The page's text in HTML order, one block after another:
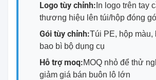
Logo tùy chỉnh: In logo trên tay
thương hiệu lên túi/hộp đóng
Gói tùy chỉnh:Túi PE, hộp màu,
bao bì bộ dụng cụ
Hỗ trợ moq:MOQ nhỏ để thử
giảm giá bán buôn lô lớn